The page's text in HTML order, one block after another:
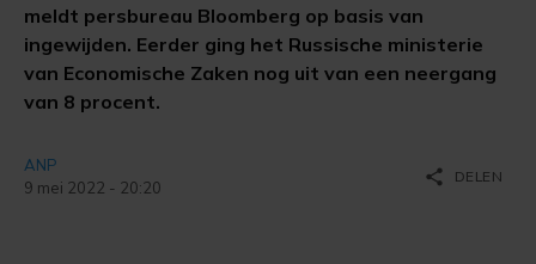
meldt persbureau Bloomberg op basis van
ingewijden. Eerder ging het Russische ministerie
van Economische Zaken nog uit van een neergang
van 8 procent.
ANP
9 mei 2022 - 20:20
share DELEN